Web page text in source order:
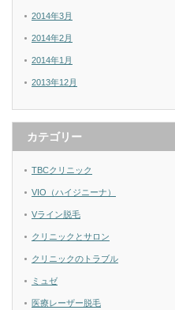
2014年3月
2014年2月
2014年1月
2013年12月
カテゴリー
TBCクリニック
VIO（ハイジニーナ）
Vライン脱毛
クリニックとサロン
クリニックのトラブル
ミュゼ
医療レーザー脱毛